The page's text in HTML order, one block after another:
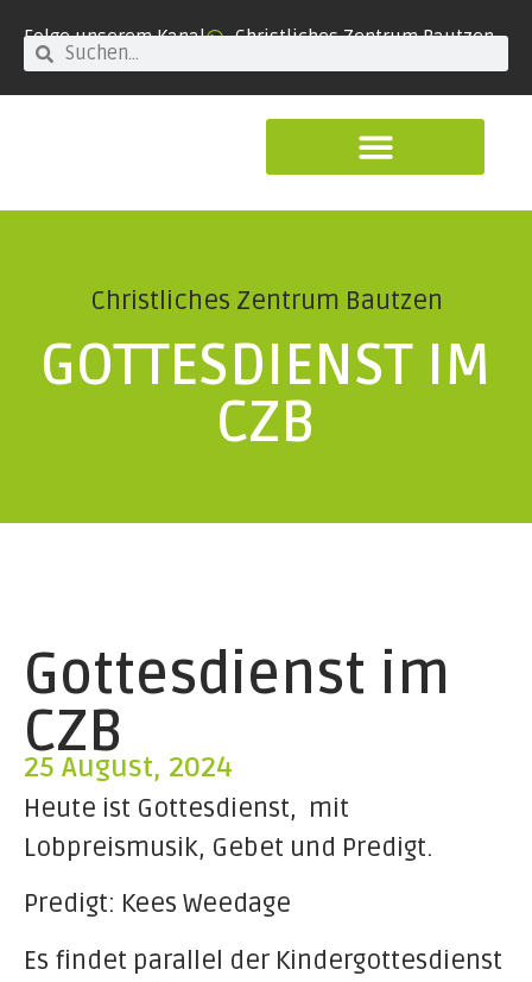
Folge unserem Kanal Christliches Zentrum Bautzen
Christliches Zentrum Bautzen
GOTTESDIENST IM
CZB
Gottesdienst im
CZB
25 August, 2024
Heute ist Gottesdienst, mit
Lobpreismusik, Gebet und Predigt.
Predigt: Kees Weedage
Es findet parallel der Kindergottesdienst